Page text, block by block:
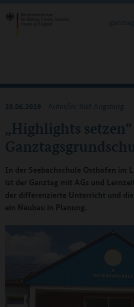
„Highlights
28.06.2019 Autor/in: Ralf Augsburg
In der Seebachschule Osthofen im
ist der Ganztag mit AGs und
der differenzierte Unterricht und
ein Neubau in Planung.